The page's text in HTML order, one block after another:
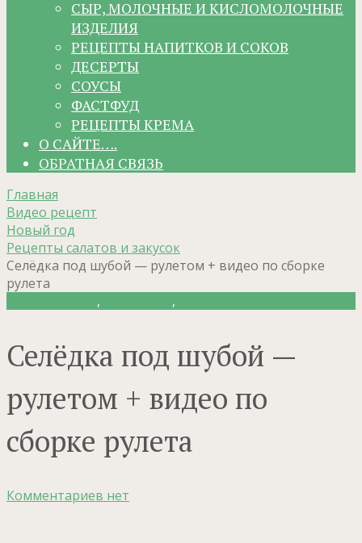
СЫР, МОЛОЧНЫЕ И КИСЛОМОЛОЧНЫЕ
ИЗДЕЛИЯ
РЕЦЕПТЫ НАПИТКОВ И СОКОВ
ДЕСЕРТЫ
СОУСЫ
ФАСТФУД
РЕЦЕПТЫ КРЕМА
О САЙТЕ….
ОБРАТНАЯ СВЯЗЬ
Главная
Видео рецепт
Новый год
Рецепты салатов и закусок
Селёдка под шубой — рулетом + видео по сборке
рулета
, ,
Селёдка под шубой —
рулетом + видео по
сборке рулета
Комментариев нет